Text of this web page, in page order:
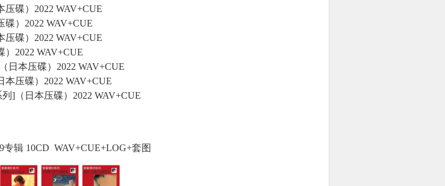
压碟）2022 WAV+CUE
碟）2022 WAV+CUE
压碟）2022 WAV+CUE
）2022 WAV+CUE
日本压碟）2022 WAV+CUE
压碟）2022 WAV+CUE
]（日本压碟）2022 WAV+CUE
专辑 10CD WAV+CUE+LOG+套图